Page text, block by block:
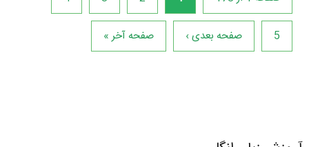
5 صفحه بعدی › صفحه آخر »